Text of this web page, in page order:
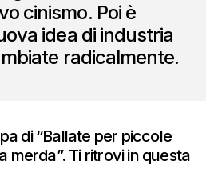
cinismo. Poi è
idea di industria
radicalmente.
di “Ballate per piccole
merda”. Ti ritrovi in questa